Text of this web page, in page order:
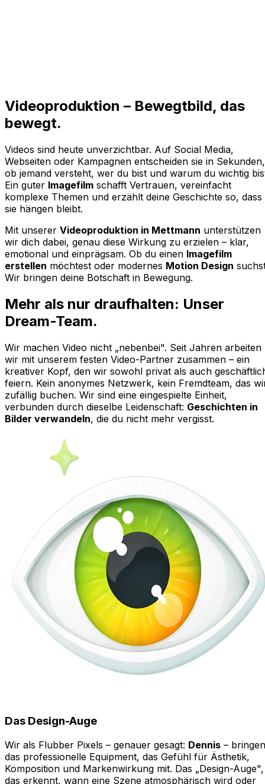
Videoproduktion – Bewegtbild, das
bewegt.
Videos sind heute unverzichtbar. Auf Social Media,
Webseiten oder Kampagnen entscheiden sie in Sekunden,
ob jemand versteht, wer du bist und warum du wichtig
Ein guter Imagefilm schafft Vertrauen, vereinfacht
komplexe Themen und erzählt deine Geschichte so, dass
sie hängen bleibt.
Mit unserer Videoproduktion in Mettmann unterstützen
wir dich dabei, genau diese Wirkung zu erzielen – klar,
emotional und einprägsam. Ob du einen Imagefilm
erstellen möchtest oder modernes Motion Design
Wir bringen deine Botschaft in Bewegung.
Mehr als nur draufhalten: Unser
Dream-Team.
Wir machen Video nicht „nebenbei". Seit Jahren arbeiten
wir mit unserem festen Video-Partner zusammen – ein
kreativer Kopf, den wir sowohl privat als auch
feiern. Kein anonymes Netzwerk, kein Fremdteam, das
zufällig buchen. Wir sind eine eingespielte Einheit,
verbunden durch dieselbe Leidenschaft: Geschichten in
Bilder verwandeln, die du nicht mehr vergisst.
Das Design-Auge
Wir als Flubber Pixels – genauer gesagt: Dennis – bringen
das professionelle Equipment, das Gefühl für Ästhetik,
Komposition und Markenwirkung mit. Das „Design-Auge",
das erkennt, wann eine Szene atmosphärisch wird oder